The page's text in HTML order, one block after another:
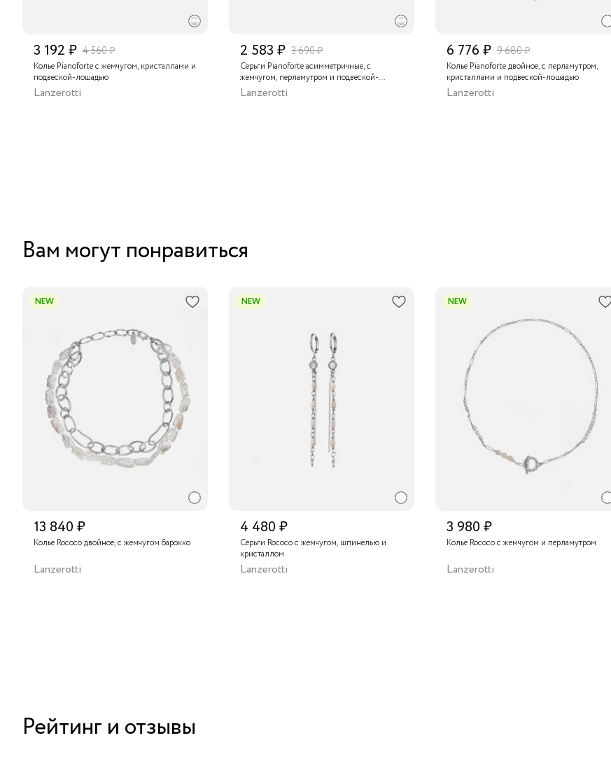
3 192 ₽ 4 560 ₽
Колье Pianoforte с жемчугом, кристаллами и
подвеской-лошадью
Lanzerotti
2 583 ₽ 3 690 ₽
Серьги Pianoforte асимметричные, с
жемчугом, перламутром и подвеской-
лошадью
Lanzerotti
6 776 ₽ 9 680 ₽
Колье Pianoforte двойное, с перламутром,
кристаллами и подвеской-лошадью
Lanzerotti
Вам могут понравиться
NEW
13 840 ₽
Колье Rococo двойное, с жемчугом барокко
Lanzerotti
NEW
4 480 ₽
Серьги Rococo с жемчугом, шпинелью и
кристаллом
Lanzerotti
NEW
3 980 ₽
Колье Rococo с жемчугом и перламутром
Lanzerotti
Рейтинг и отзывы